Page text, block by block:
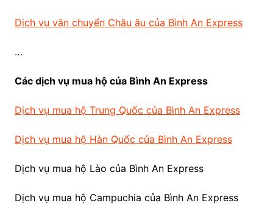
Dịch vụ vận chuyển Châu âu của Bình An Express
…
Các dịch vụ mua hộ của Bình An Express
Dịch vụ mua hộ Trung Quốc của Bình An Express
Dịch vụ mua hộ Hàn Quốc của Bình An Express
Dịch vụ mua hộ Lào của Bình An Express
Dịch vụ mua hộ Campuchia của Bình An Express